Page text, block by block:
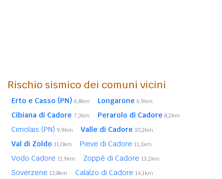
Rischio sismico dei comuni vicini
Erto e Casso (PN) 6,8km Longarone 6,9km
Cibiana di Cadore 7,3km Perarolo di Cadore 8,2km
Cimolais (PN) 9,9km Valle di Cadore 10,2km
Val di Zoldo 11,0km Pieve di Cadore 11,1km
Vodo Cadore 11,9km Zoppè di Cadore 13,2km
Soverzene 13,8km Calalzo di Cadore 14,1km